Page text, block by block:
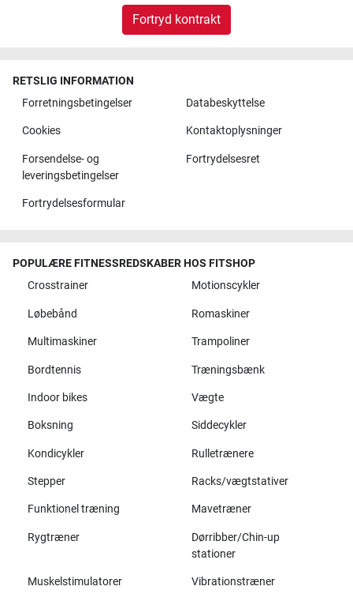
Fortryd kontrakt
RETSLIG INFORMATION
Forretningsbetingelser
Databeskyttelse
Cookies Kontaktoplysninger
Forsendelse- og
leveringsbetingelser
Fortrydelsesret
Fortrydelsesformular
POPULÆRE FITNESSREDSKABER HOS FITSHOP
Crosstrainer
Motionscykler
Løbebånd Romaskiner
Multimaskiner Trampoliner
Bordtennis Træningsbænk
Indoor bikes Vægte
Boksning Siddecykler
Kondicykler Rulletrænere
Stepper Racks/vægtstativer
Funktionel træning Mavetræner
Rygtræner
Dørribber/Chin-up
stationer
Muskelstimulatorer Vibrationstræner